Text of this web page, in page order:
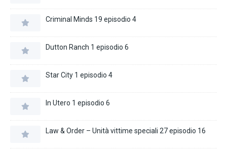
Criminal Minds 19 episodio 4
Dutton Ranch 1 episodio 6
Star City 1 episodio 4
In Utero 1 episodio 6
Law & Order – Unità vittime speciali 27 episodio 16